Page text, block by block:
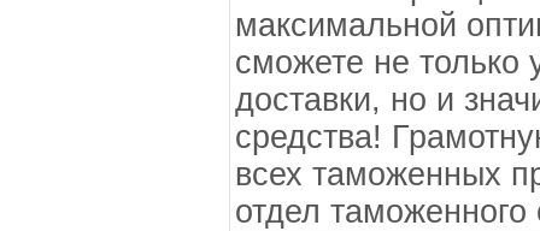
максимальной
сможете не только
доставки, но и
средства!
всех таможенных
отдел